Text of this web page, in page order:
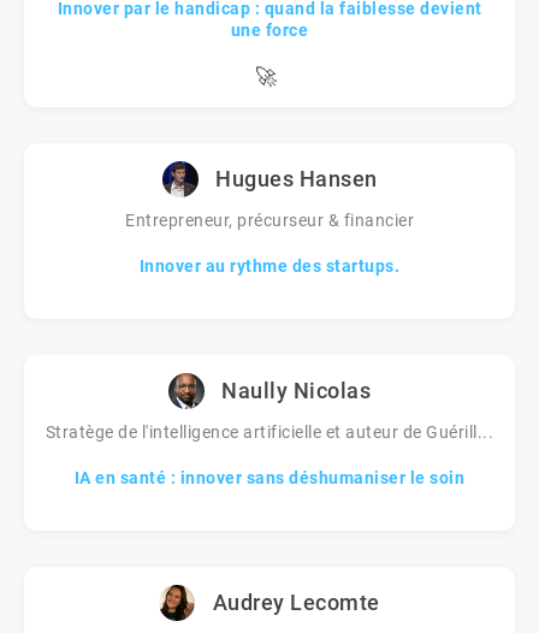
Innover par le handicap : quand la faiblesse devient
une force
🚀
Hugues Hansen
Entrepreneur, précurseur & financier
Innover au rythme des startups.
Naully Nicolas
Stratège de l'intelligence artificielle et auteur de Guérill...
IA en santé : innover sans déshumaniser le soin
Audrey Lecomte